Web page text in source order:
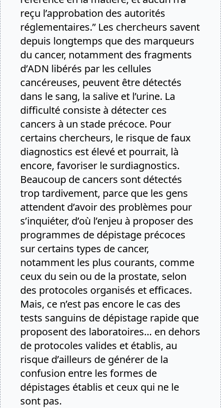
reçu l’approbation des autorités
réglementaires.” Les chercheurs savent
depuis longtemps que des marqueurs
du cancer, notamment des fragments
d’ADN libérés par les cellules
cancéreuses, peuvent être détectés
dans le sang, la salive et l’urine. La
difficulté consiste à détecter ces
cancers à un stade précoce. Pour
certains chercheurs, le risque de faux
diagnostics est élevé et pourrait, là
encore, favoriser le surdiagnostics.
Beaucoup de cancers sont détectés
trop tardivement, parce que les gens
attendent d’avoir des problèmes pour
s’inquiéter, d’où l’enjeu à proposer des
programmes de dépistage précoces
sur certains types de cancer,
notamment les plus courants, comme
ceux du sein ou de la prostate, selon
des protocoles organisés et efficaces.
Mais, ce n’est pas encore le cas des
tests sanguins de dépistage rapide que
proposent des laboratoires… en dehors
de protocoles valides et établis, au
risque d’ailleurs de générer de la
confusion entre les formes de
dépistages établis et ceux qui ne le
sont pas.